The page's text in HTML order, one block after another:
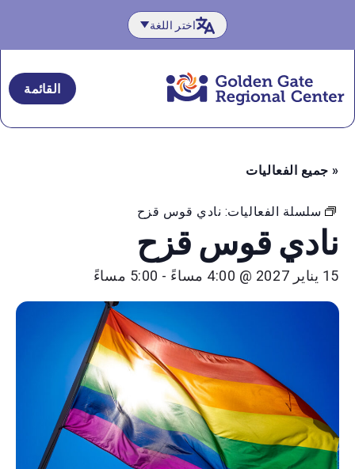
المحتوى
اختر اللغة
القائمة
« جميع الفعاليات
سلسلة الفعاليات: نادي قوس قزح
نادي قوس قزح
15 يناير 2027 @ 4:00 مساءً - 5:00 مساءً